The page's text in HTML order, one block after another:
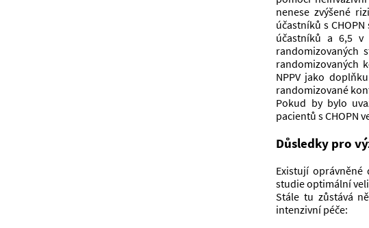
nenese zvýšené
účastníků s
účastníků a 6,5 ​​v
randomizovaných
randomizovaných
NPPV jako
randomizované
Pokud by bylo
pacientů s
Důsledky pro
Existují
studie optimální
Stále tu zůstává
intenzivní péče: